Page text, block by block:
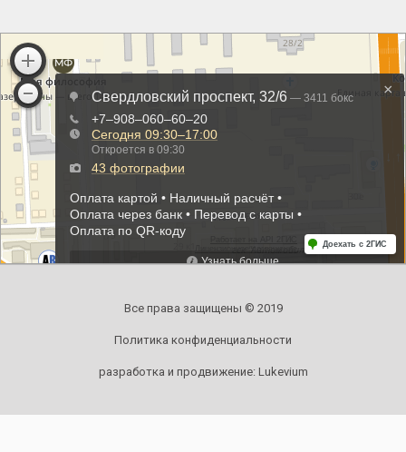
Все права защищены © 2019
Политика конфиденциальности
разработка и продвижение: Lukevium